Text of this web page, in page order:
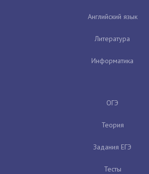
Английский язык
Литература
Информатика
ОГЭ
Теория
Задания ЕГЭ
Тесты